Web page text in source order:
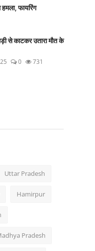
फायरिंग
से काटकर उतारा मौत के
0 731
Uttar Pradesh
Hamirpur
Pradesh